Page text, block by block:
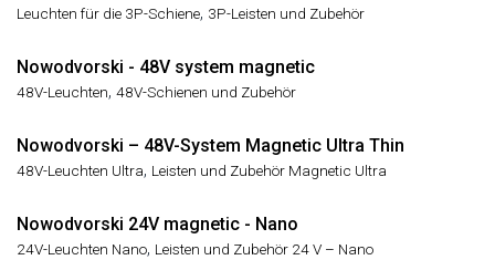
Leuchten für die 3P-Schiene, 3P-Leisten und Zubehör
Nowodvorski - 48V system magnetic
48V-Leuchten, 48V-Schienen und Zubehör
Nowodvorski – 48V-System Magnetic Ultra Thin
48V-Leuchten Ultra, Leisten und Zubehör Magnetic Ultra
Nowodvorski 24V magnetic - Nano
24V-Leuchten Nano, Leisten und Zubehör 24 V – Nano